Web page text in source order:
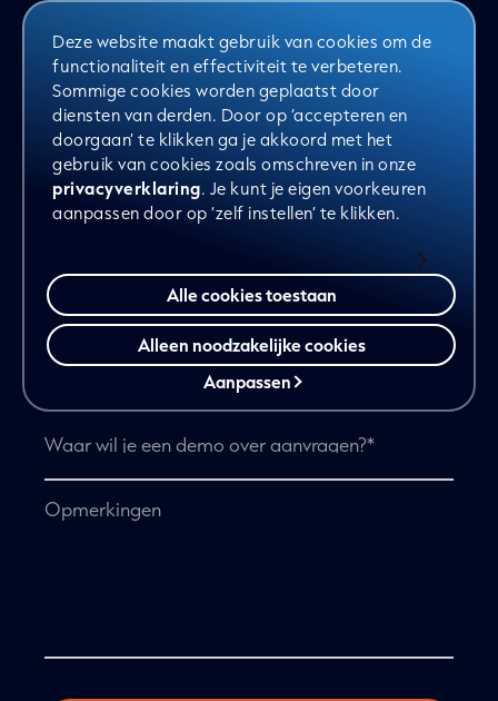
Deze website maakt gebruik van cookies om de
functionaliteit en effectiviteit te verbeteren.
Sommige cookies worden geplaatst door
diensten van derden. Door op ‘accepteren en
doorgaan’ te klikken ga je akkoord met het
gebruik van cookies zoals omschreven in onze
privacyverklaring. Je kunt je eigen voorkeuren
aanpassen door op ‘zelf instellen’ te klikken.
Alle cookies toestaan
Aanpassen
Alleen noodzakelijke cookies
Neem gerust vrijblijvend contact met ons op.
"*" geeft vereiste velden aan
Naam
Achternaam
E-
mailadres
*